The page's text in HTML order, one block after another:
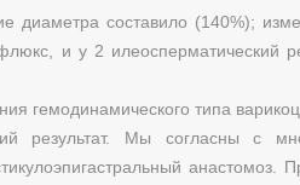
диаметра составило (140%);
и у 2
гемодинамического типа
результат. Мы согласны с
анастомоз.